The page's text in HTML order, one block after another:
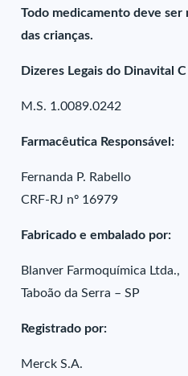
Todo medicamento deve ser
das crianças.
Dizeres Legais do Dinavital C
M.S. 1.0089.0242
Farmacêutica Responsável:
Fernanda P. Rabello
CRF-RJ nº 16979
Fabricado e embalado por:
Blanver Farmoquímica Ltda.,
Taboão da Serra – SP
Registrado por:
Merck S.A.